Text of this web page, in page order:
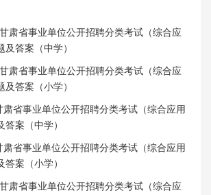
肃省事业单位公开招聘分类考试（综合应
及答案（中学）
肃省事业单位公开招聘分类考试（综合应
及答案（小学）
肃省事业单位公开招聘分类考试（综合应用
答案（中学）
肃省事业单位公开招聘分类考试（综合应用
答案（小学）
肃省事业单位公开招聘分类考试（综合应